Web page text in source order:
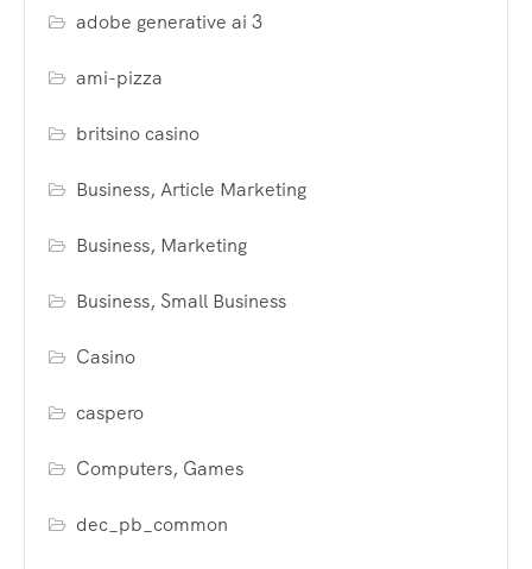
adobe generative ai 3
ami-pizza
britsino casino
Business, Article Marketing
Business, Marketing
Business, Small Business
Casino
caspero
Computers, Games
dec_pb_common